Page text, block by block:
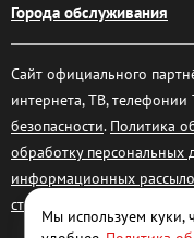
Города обслуживания
Сайт официального
интернета, ТВ,
безопасности. Политика
обработку персональных
информационных
странице
Мы используем куки,